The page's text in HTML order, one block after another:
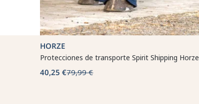
HORZE
Protecciones de transporte Spirit Shipping Horze
40,25 €79,99 €